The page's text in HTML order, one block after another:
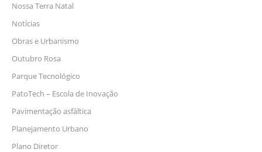
Nossa Terra Natal
Notícias
Obras e Urbanismo
Outubro Rosa
Parque Tecnológico
PatoTech – Escola de Inovação
Pavimentação asfáltica
Planejamento Urbano
Plano Diretor